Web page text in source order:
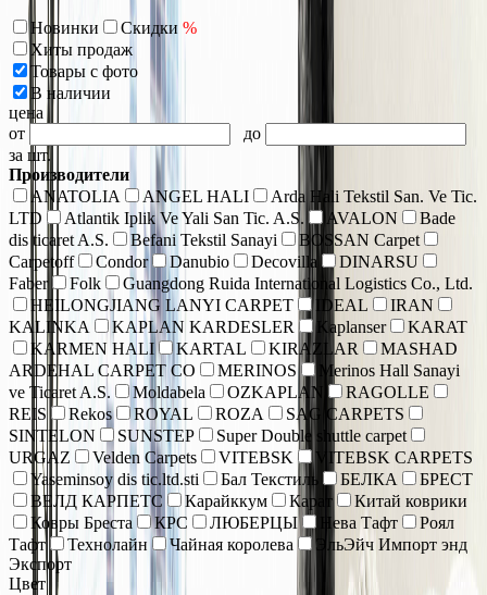
Новинки Скидки %
Хиты продаж
Товары с фото
В наличии
цена
от
до
за шт.
Производители
ANATOLIA
ANGEL HALI
Arda Hali Tekstil San. Ve Tic.
LTD
Atlantik Iplik Ve Yali San Tic. A.S. AVALON
Bade
dis ticaret A.S.
Befani Tekstil Sanayi
BOSSAN Carpet
Carpetoff
Condor Danubio Decovilla
DINARSU
Faber
Folk
Guangdong Ruida International Logistics Co., Ltd.
HEILONGJIANG LANYI CARPET
IDEAL
IRAN
KALINKA
KAPLAN KARDESLER Kaplanser
KARAT
KARMEN HALI
KARTAL KIRAZLAR
MASHAD
ARDEHAL CARPET CO
MERINOS
Merinos Hall Sanayi
ve Ticaret A.S.
Moldabela OZKAPLAN
RAGOLLE
REIS
Rekos ROYAL ROZA
SAG CARPETS
SINTELON
SUNSTEP
Super Double shuttle carpet
URGAZ
Velden Carpets VITEBSK
VITEBSK CARPETS
Yaseminsoy dis tic.ltd.sti
Бал Текстиль БЕЛКА
БРЕСТ
ВЕЛД КАРПЕТС
Карайккум Карат
Китай коврики
Ковры Бреста
КРС ЛЮБЕРЦЫ Нева Тафт
Роял
Тафт
Технолайн Чайная королева
ЭльЭйч Импорт энд
Экспорт
Цвет